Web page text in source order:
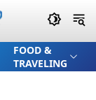
FOOD &
TRAVELING